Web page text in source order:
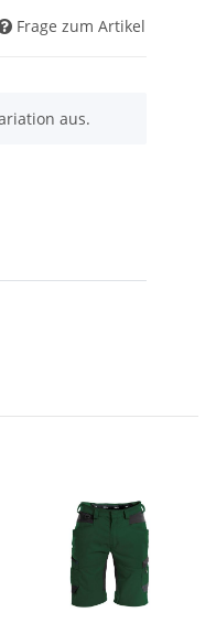
Frage zum Artikel
aus.